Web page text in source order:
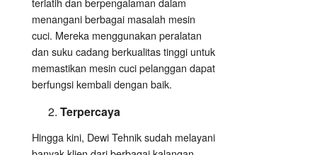
menangani berbagai masalah mesin
cuci. Mereka menggunakan peralatan
dan suku cadang berkualitas tinggi untuk
memastikan mesin cuci pelanggan dapat
berfungsi kembali dengan baik.
Terpercaya
Hingga kini, Dewi Tehnik sudah melayani